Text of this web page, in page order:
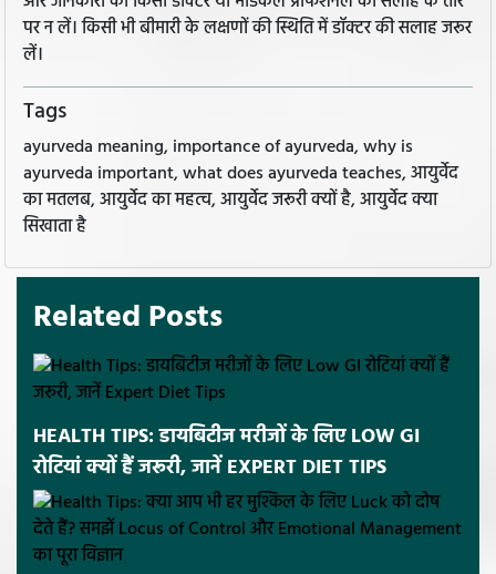
पर न लें। किसी भी बीमारी के लक्षणों की स्थिति में डॉक्टर की सलाह जरूर
लें।
Tags
ayurveda meaning, importance of ayurveda, why is
ayurveda important, what does ayurveda teaches, आयुर्वेद
का मतलब, आयुर्वेद का महत्व, आयुर्वेद जरूरी क्यों है, आयुर्वेद क्या
सिखाता है
Related Posts
HEALTH TIPS: डायबिटीज मरीजों के लिए LOW GI
रोटियां क्यों हैं जरूरी, जानें EXPERT DIET TIPS